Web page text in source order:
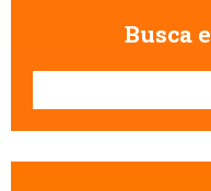
Busca
Esto es un campo de